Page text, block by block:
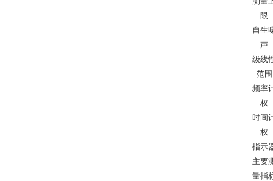
限
自生
声
级线
范围
频率
权
时间
权
指示
主要
量指